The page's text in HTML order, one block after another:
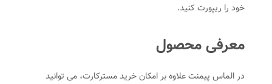
خود را ریپورت کنید.
معرفی محصول
در الماس پیمنت علاوه بر امکان خرید مسترکارت، می توانید